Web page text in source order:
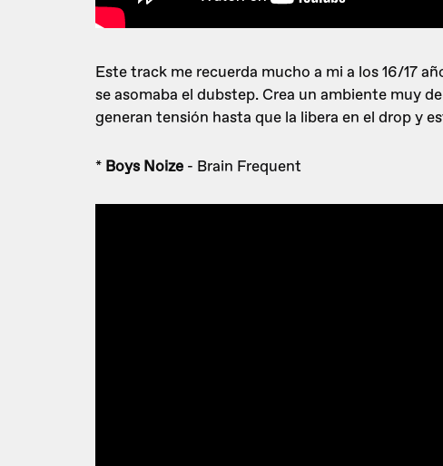
Este track me recuerda mucho a mi a los 16/17
se asomaba el dubstep. Crea un ambiente muy
generan tensión hasta que la libera en el drop y
* Boys Noize - Brain Frequent